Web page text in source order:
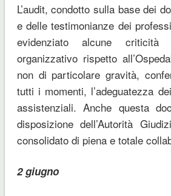
L’audit, condotto sulla base dei
e delle testimonianze dei
evidenziato alcune
organizzativo rispetto
non di particolare gravità,
tutti i momenti, l’adeguatezza
assistenziali. Anche questa
disposizione dell’Autorità
consolidato di piena e totale
2 giugno